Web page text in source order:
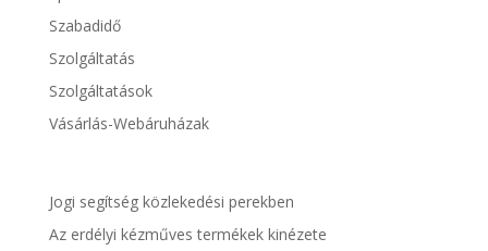
Szabadidő
Szolgáltatás
Szolgáltatások
Vásárlás-Webáruházak
Jogi segítség közlekedési perekben
Az erdélyi kézműves termékek kinézete